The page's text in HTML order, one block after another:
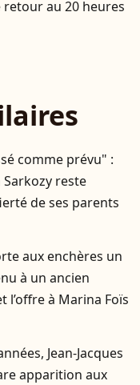
retour au 20 heures
comme prévu" :
Sarkozy reste
de ses parents
aux enchères un
à un ancien
l’offre à Marina Foïs
Jean-Jacques
apparition aux